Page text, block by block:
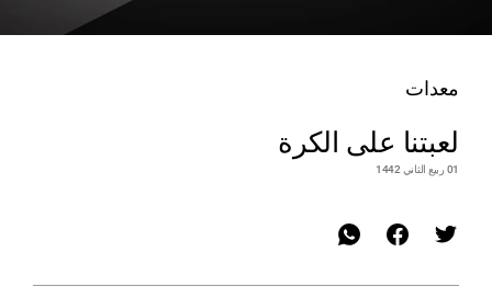
معدات
لعبتنا على الكرة
01 ربيع الثاني 1442